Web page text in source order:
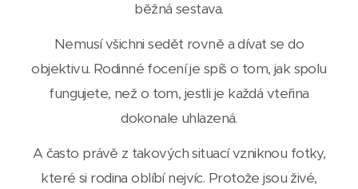
běžná sestava.
Nemusí všichni sedět rovně a dívat se do
objektivu. Rodinné focení je spíš o tom, jak spolu
fungujete, než o tom, jestli je každá vteřina
dokonale uhlazená.
A často právě z takových situací vzniknou fotky,
které si rodina oblíbí nejvíc. Protože jsou živé,